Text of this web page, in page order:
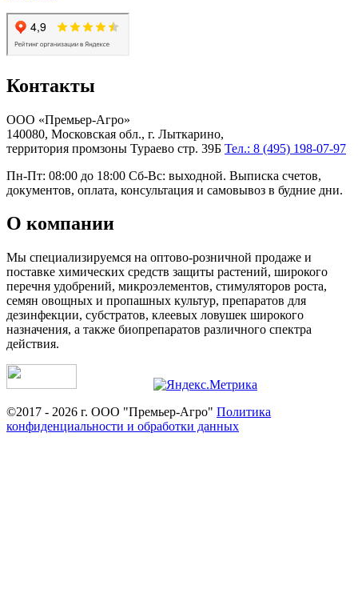
Контакты
ООО «Премьер-Агро»
140080, Московская обл., г. Лыткарино,
территория промзоны Тураево стр. 39Б Тел.: 8 (495) 198-07-97
Пн-Пт: 08:00 до 18:00 Сб-Вс: выходной. Выписка счетов,
документов, оплата, консультация и самовывоз в будние дни.
О компании
Мы специализируемся на оптово-розничной продаже и
поставке химических средств защиты растений, широкого
перечня удобрений, микроэлементов, стимуляторов роста,
семян овощных и пропашных культур, препаратов для
дезинфекции, субстратов, клеевых ловушек широкого
назначения, а также биопрепаратов различного спектра
действия.
©2017 - 2026 г. ООО "Премьер-Агро" Политика
конфиденциальности и обработки данных